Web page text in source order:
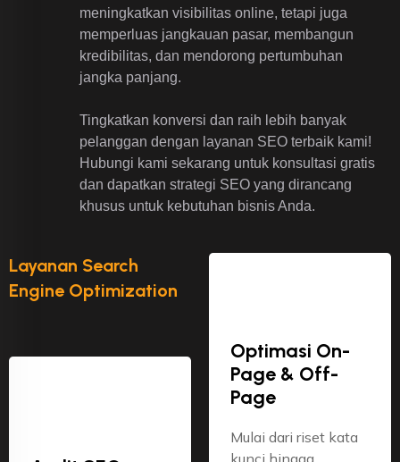
meningkatkan visibilitas online, tetapi juga
memperluas jangkauan pasar, membangun
kredibilitas, dan mendorong pertumbuhan
jangka panjang.
Tingkatkan konversi dan raih lebih banyak
pelanggan dengan layanan SEO terbaik kami!
Hubungi kami sekarang untuk konsultasi gratis
dan dapatkan strategi SEO yang dirancang
khusus untuk kebutuhan bisnis Anda.
Layanan Search
Engine Optimization
Optimasi On-
Page & Off-
Page
Mulai dari riset kata
kunci hingga